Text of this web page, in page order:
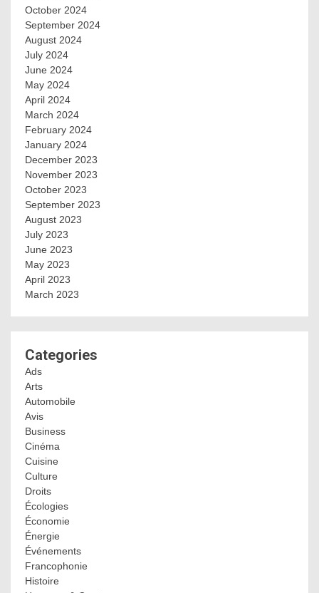
October 2024
September 2024
August 2024
July 2024
June 2024
May 2024
April 2024
March 2024
February 2024
January 2024
December 2023
November 2023
October 2023
September 2023
August 2023
July 2023
June 2023
May 2023
April 2023
March 2023
Categories
Ads
Arts
Automobile
Avis
Business
Cinéma
Cuisine
Culture
Droits
Écologies
Économie
Énergie
Événements
Francophonie
Histoire